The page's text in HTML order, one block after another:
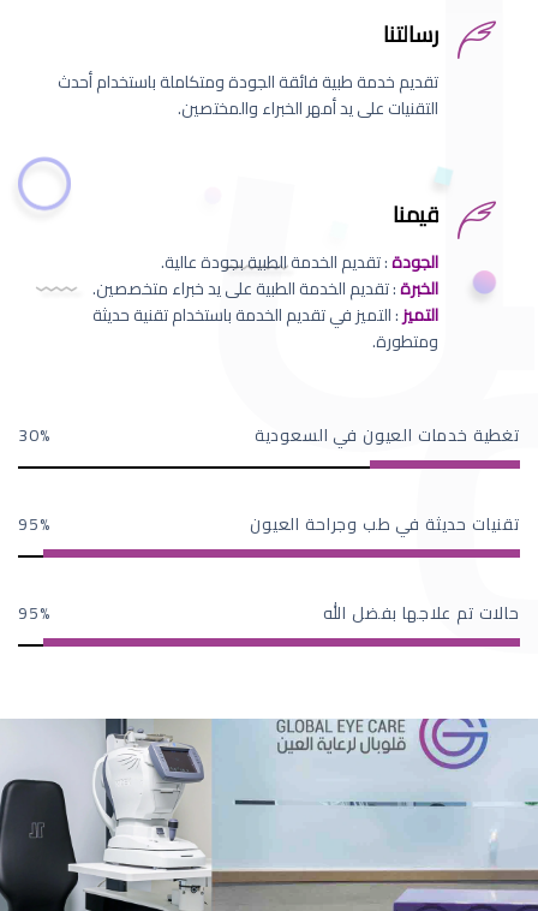
رسالتنا
تقديم خدمة طبية فائقة الجودة ومتكاملة باستخدام أحدث
التقنيات على يد أمهر الخبراء والمختصين.
قيمنا
الجودة: تقديم الخدمة الطبية بجودة عالية.
الخبرة: تقديم الخدمة الطبية على يد خبراء متخصصين.
التميز: التميز في تقديم الخدمة باستخدام تقنية حديثة
ومتطورة.
تغطية خدمات العيون في السعودية 30
تقنيات حديثة في طب وجراحة العيون 95
حالات تم علاجها بفضل الله 95